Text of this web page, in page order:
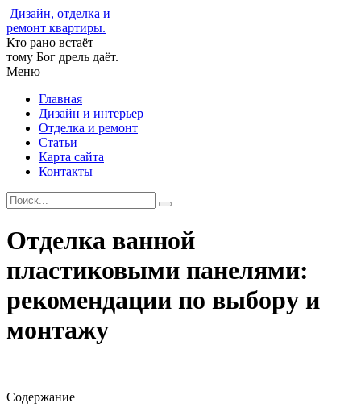
Дизайн, отделка и
ремонт квартиры.
Кто рано встаёт —
тому Бог дрель даёт.
Меню
Главная
Дизайн и интерьер
Отделка и ремонт
Статьи
Карта сайта
Контакты
Отделка ванной
пластиковыми панелями:
рекомендации по выбору и
монтажу
Содержание